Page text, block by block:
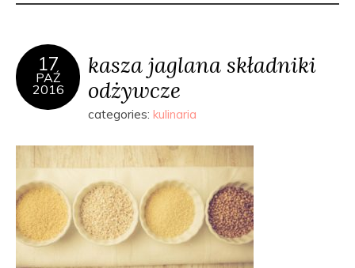
17
PAŹ
2016
kasza jaglana składniki
odżywcze
categories: kulinaria